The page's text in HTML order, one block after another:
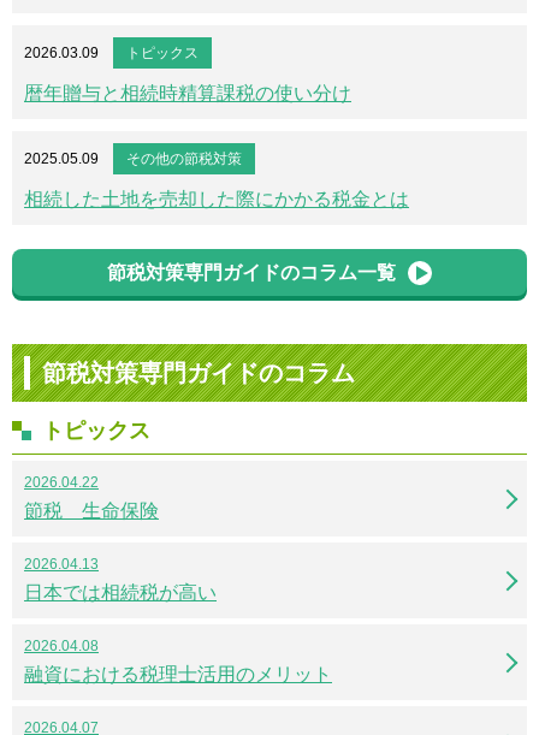
2026.03.09 トピックス
暦年贈与と相続時精算課税の使い分け
2025.05.09 その他の節税対策
相続した土地を売却した際にかかる税金とは
節税対策専門ガイドのコラム一覧
節税対策専門ガイドのコラム
トピックス
2026.04.22
節税 生命保険
2026.04.13
日本では相続税が高い
2026.04.08
融資における税理士活用のメリット
2026.04.07